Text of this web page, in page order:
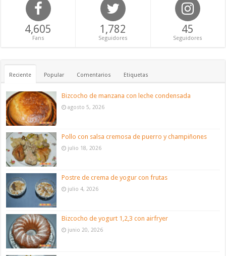
4,605
Fans
1,782
Seguidores
45
Seguidores
Reciente Popular Comentarios Etiquetas
Bizcocho de manzana con leche condensada
agosto 5, 2026
Pollo con salsa cremosa de puerro y champiñones
julio 18, 2026
Postre de crema de yogur con frutas
julio 4, 2026
Bizcocho de yogurt 1,2,3 con airfryer
junio 20, 2026